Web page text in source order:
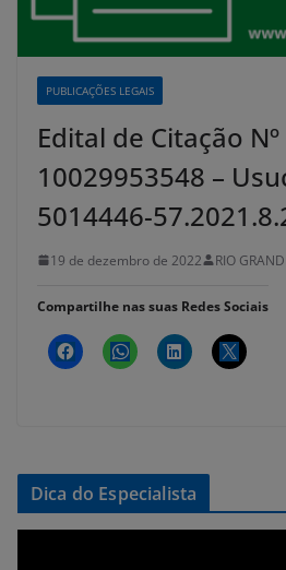
PUBLICAÇÕES LEGAIS
Edital de Citação Nº
10029953548 –
5014446-
19 de dezembro de 2022 RIO
Compartilhe nas suas Redes Sociais
Dica do Especialista